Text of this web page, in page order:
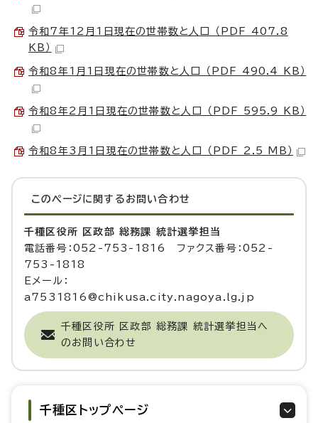
令和7年12月1日現在の世帯数と人口 （PDF 407.8
KB）
令和8年1月1日現在の世帯数と人口 （PDF 490.4 KB）
令和8年2月1日現在の世帯数と人口 （PDF 595.9 KB）
令和8年3月1日現在の世帯数と人口 （PDF 2.5 MB）
このページに関する お問い合わせ
千種区役所 区政部 総務課 統計選挙担当
電話番号：052-753-1816 ファクス番号：052-
753-1818
Eメール：
a7531816@chikusa.city.nagoya.lg.jp
千種区役所 区政部 総務課 統計選挙担当へ
のお問い合わせ
千種区トップページ